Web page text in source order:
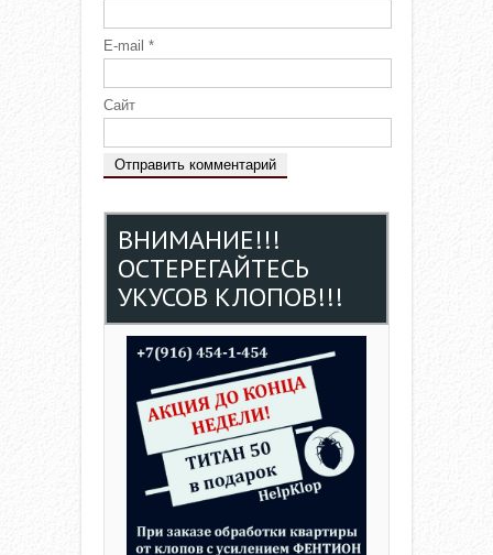
E-mail *
Сайт
ВНИМАНИЕ!!!
ОСТЕРЕГАЙТЕСЬ
УКУСОВ КЛОПОВ!!!